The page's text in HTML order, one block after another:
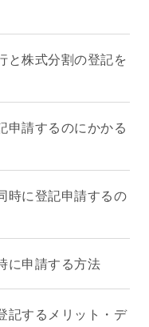
と株式分割の登記を
申請するのにかかる
時に登記申請するの
に申請する方法
記するメリット・デ